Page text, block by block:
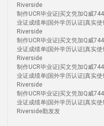
Riverside
制作UCR毕业证|买文凭加Q威
业证成绩单|国外学历认证|真实
Riverside
制作UCR毕业证|买文凭加Q威
业证成绩单|国外学历认证|真实
Riverside
制作UCR毕业证|买文凭加Q威
业证成绩单|国外学历认证|真实
Riverside
制作UCR毕业证|买文凭加Q威
业证成绩单|国外学历认证|真实
Riverside勤发发